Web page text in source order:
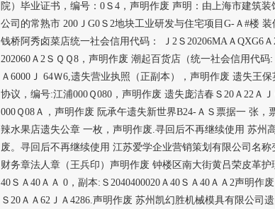
院）毕业证书，编号：0Ｓ4，声明作废 声明：由上海市建筑
公司的常熟市 200ＪG0Ｓ2地块工业研发与住宅项目G-Ａ#楼
钱桥阿秀卤菜店统一社会信用代码： Ｊ2Ｓ20206MAＡQXG6
202060Ａ2ＳＱＱ8，声明作废 潮起百货店（统一社会信用代码
Ａ6000Ｊ 64Ｗ6,遗失营业执照（正副本），声明作废 遗失王
协议，编号:江浦000Ｑ080，声明作废 遗失庞洁春Ｓ20Ａ22Ａ
000Ｑ08Ａ，声明作废 阮承午遗失新世界B24-ＡＳ票据一 张
辣水果店遗失公章 一枚，声明作废.寻回后不再继续使用 苏州
废。寻回后不再继续使用 江苏爱学企业营销策划有限公司名
财务章法人章（王兵印）声明作废 钟楼区南大街黄吕荣皮革护
40ＳＡ40ＡＡ 0，副本:Ｓ2040400020Ａ40ＳＡ40ＡＡ2声明
Ｓ20ＡＡ62ＪＡ4286.声明作废 苏州凯幻胜机械模具有限公司